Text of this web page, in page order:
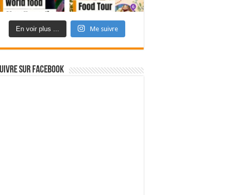
En voir plus ... Me suivre
sur Facebook